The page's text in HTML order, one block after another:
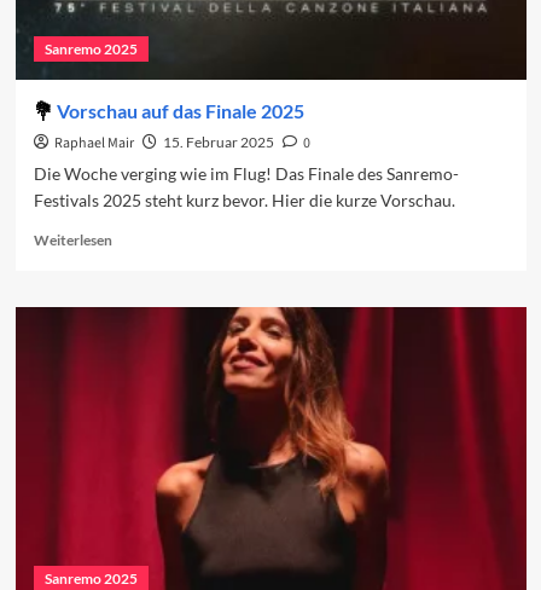
Sanremo 2025
Vorschau auf das Finale 2025
Raphael Mair 15. Februar 2025
0
Die Woche verging wie im Flug! Das Finale des Sanremo-
Festivals 2025 steht kurz bevor. Hier die kurze Vorschau.
WeiterlesenRead
Vorschau
Sanremo 2025